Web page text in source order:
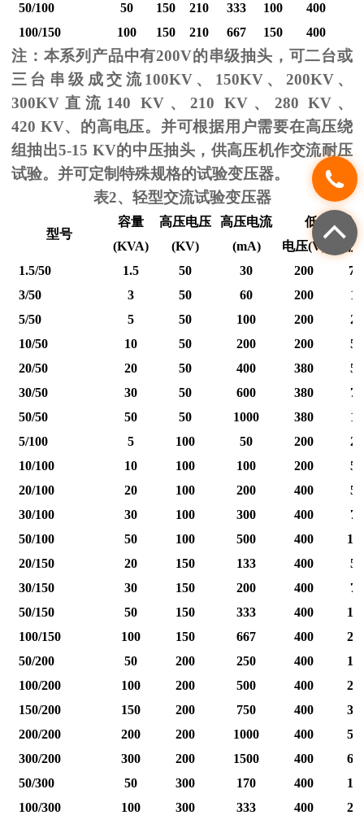
50/100
50 150 210 333 100 400
100/150
100 150 210 667 150 400
注：本系列产品中有200V的串级抽头，可二台或
三台串级成交流100KV、 150KV、 200KV、
300KV 直流 140 KV、210 KV 、 280 KV 、
420 KV、的高电压。并可根据用户需要在高压绕
组抽出5-15 KV的中压抽头，供高压机作交流耐压
试验。并可定制特殊规格的试验变压器。
表2、轻型交流试验变压器
型号
容量 高压电压 高压电流
低压输入
(KVA)
(KV) (mA) 电压(V) 电流
1.5/50
1.5 50 30 200
7.5
3/50
3 50 60 200
15
5/50
5 50 100 200
25
10/50
10 50 200 200
50
20/50
20 50 400 380
53
30/50
30 50 600 380
79
50/50
50 50 1000 380
12
5/100
5 100 50 200
25
10/100
10 100 100 200
50
20/100
20 100 200 400
50
30/100
30 100 300 400
75
50/100
50 100 500 400
20/150
20 150 133 400
50
30/150
30 150 200 400
75
50/150
50 150 333 400
100/150
100 150 667 400
50/200
50 200 250 400
100/200
100 200 500 400
150/200
150 200 750 400
200/200
200 200 1000 400
300/200
300 200 1500 400
50/300
50 300 170 400
100/300
100 300 333 400